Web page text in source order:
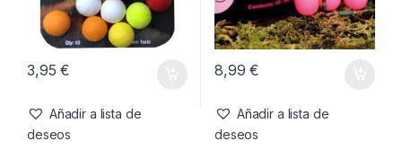
3,95€
Añadir a lista de
deseos
8,99€
Añadir a lista de
deseos